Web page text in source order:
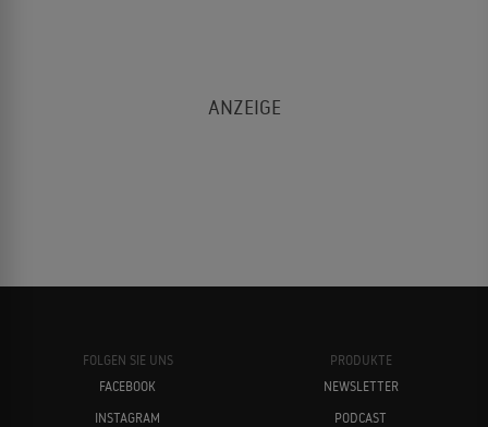
FOLGEN SIE UNS
FACEBOOK
INSTAGRAM
PRODUKTE
NEWSLETTER
PODCAST